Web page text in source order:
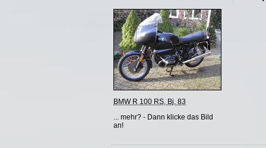
BMW R 100 RS, Bj. 83
... mehr? - Dann klicke das Bild
an!